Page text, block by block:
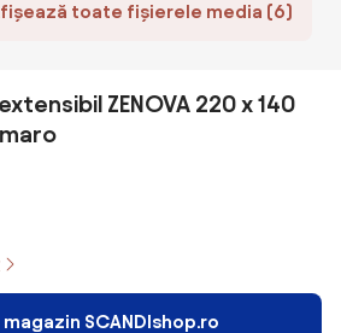
toate fișierele media (6)
ZENOVA 220 x 140
SCANDIshop.ro